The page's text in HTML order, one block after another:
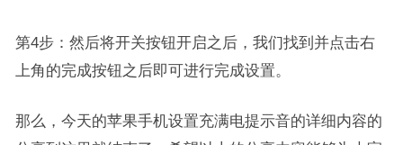
第4步：然后将开关按钮开启之后，我们找到并点击右
上角的完成按钮之后即可进行完成设置。
那么，今天的苹果手机设置充满电提示音的详细内容的